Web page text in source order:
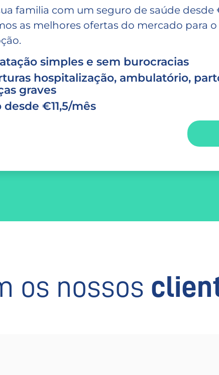
familia com um seguro de saúde desde
as melhores ofertas do mercado para
simples e sem burocracias
hospitalização, ambulatório,
graves
desde €11,5/mês
os nossos